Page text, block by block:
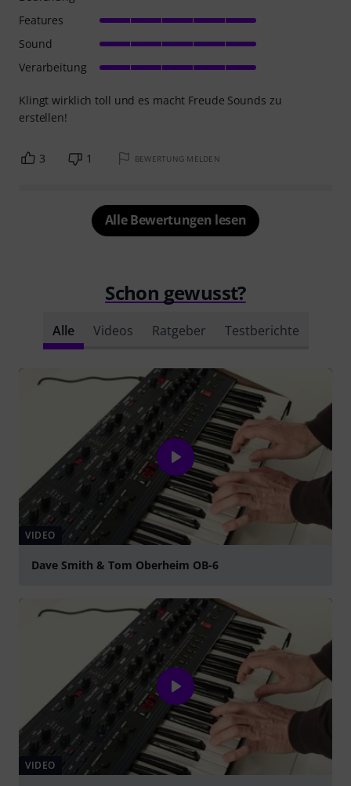
Klingt wirklich toll und es macht Freude Sounds zu
erstellen!
Features
Sound
Verarbeitung
3 1 BEWERTUNG MELDEN
Alle Bewertungen lesen
Schon gewusst?
Alle Videos Ratgeber Testberichte
VIDEO
Dave Smith & Tom Oberheim OB-6
VIDEO